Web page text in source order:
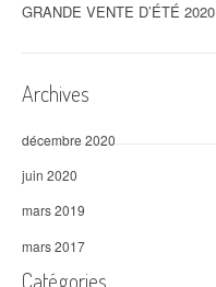
GRANDE VENTE D’ÉTÉ 2020
Archives
décembre 2020
juin 2020
mars 2019
mars 2017
Catégories